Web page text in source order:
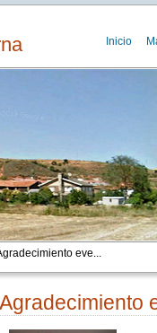
Inicio
eve...
Agradecimiento